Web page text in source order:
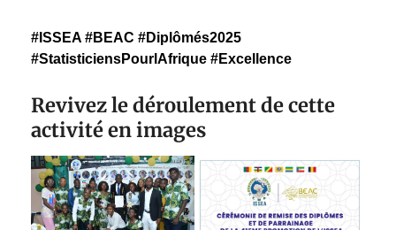
#ISSEA #BEAC #Diplômés2025
#StatisticiensPourlAfrique #Excellence
Revivez le déroulement de cette
activité en images